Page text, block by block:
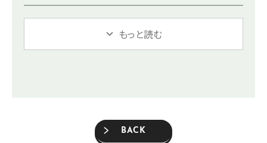
もっと読む
BACK